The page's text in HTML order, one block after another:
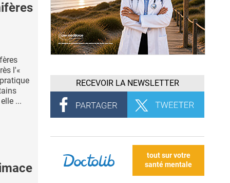
l'«
...
RECEVOIR LA NEWSLETTER
tout sur votre
santé mentale